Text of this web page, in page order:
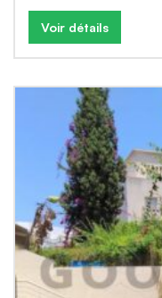
Voir détails